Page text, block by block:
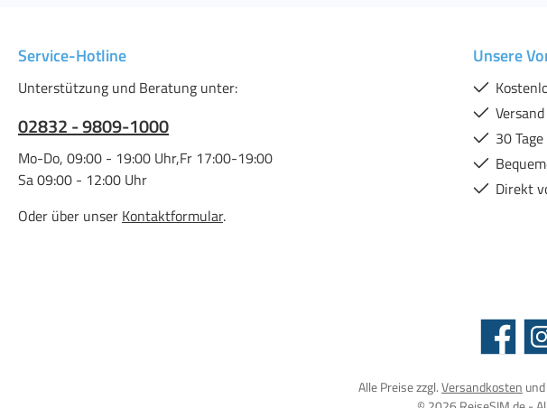
Service-Hotline
Unterstützung und Beratung unter:
02832 - 9809-1000
Mo-Do, 09:00 - 19:00 Uhr,Fr 17:00-19:00
Sa 09:00 - 12:00 Uhr
Oder über unser Kontaktformular.
Unsere
30
Direkt
Facebook
Alle Preise zzgl.Versandkosten